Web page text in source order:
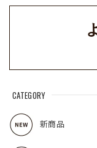
CATEGORY
新商品